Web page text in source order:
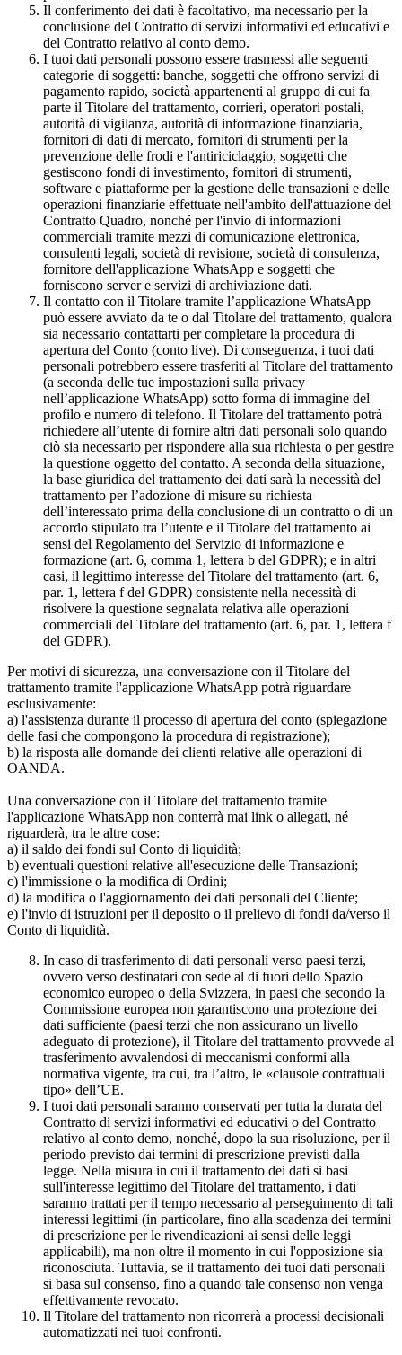
Il conferimento dei dati è facoltativo, ma necessario per la
conclusione del Contratto di servizi informativi ed educativi e
del Contratto relativo al conto demo.
I tuoi dati personali possono essere trasmessi alle seguenti
categorie di soggetti: banche, soggetti che offrono servizi di
pagamento rapido, società appartenenti al gruppo di cui fa
parte il Titolare del trattamento, corrieri, operatori postali,
autorità di vigilanza, autorità di informazione finanziaria,
fornitori di dati di mercato, fornitori di strumenti per la
prevenzione delle frodi e l'antiriciclaggio, soggetti che
gestiscono fondi di investimento, fornitori di strumenti,
software e piattaforme per la gestione delle transazioni e delle
operazioni finanziarie effettuate nell'ambito dell'attuazione del
Contratto Quadro, nonché per l'invio di informazioni
commerciali tramite mezzi di comunicazione elettronica,
consulenti legali, società di revisione, società di consulenza,
fornitore dell'applicazione WhatsApp e soggetti che
forniscono server e servizi di archiviazione dati.
Il contatto con il Titolare tramite l’applicazione WhatsApp
può essere avviato da te o dal Titolare del trattamento, qualora
sia necessario contattarti per completare la procedura di
apertura del Conto (conto live). Di conseguenza, i tuoi dati
personali potrebbero essere trasferiti al Titolare del trattamento
(a seconda delle tue impostazioni sulla privacy
nell’applicazione WhatsApp) sotto forma di immagine del
profilo e numero di telefono. Il Titolare del trattamento potrà
richiedere all’utente di fornire altri dati personali solo quando
ciò sia necessario per rispondere alla sua richiesta o per gestire
la questione oggetto del contatto. A seconda della situazione,
la base giuridica del trattamento dei dati sarà la necessità del
trattamento per l’adozione di misure su richiesta
dell’interessato prima della conclusione di un contratto o di un
accordo stipulato tra l’utente e il Titolare del trattamento ai
sensi del Regolamento del Servizio di informazione e
formazione (art. 6, comma 1, lettera b del GDPR); e in altri
casi, il legittimo interesse del Titolare del trattamento (art. 6,
par. 1, lettera f del GDPR) consistente nella necessità di
risolvere la questione segnalata relativa alle operazioni
commerciali del Titolare del trattamento (art. 6, par. 1, lettera f
del GDPR).
Per motivi di sicurezza, una conversazione con il Titolare del
trattamento tramite l'applicazione WhatsApp potrà riguardare
esclusivamente:
a) l'assistenza durante il processo di apertura del conto (spiegazione
delle fasi che compongono la procedura di registrazione);
b) la risposta alle domande dei clienti relative alle operazioni di
OANDA.
Una conversazione con il Titolare del trattamento tramite
l'applicazione WhatsApp non conterrà mai link o allegati, né
riguarderà, tra le altre cose:
a) il saldo dei fondi sul Conto di liquidità;
b) eventuali questioni relative all'esecuzione delle Transazioni;
c) l'immissione o la modifica di Ordini;
d) la modifica o l'aggiornamento dei dati personali del Cliente;
e) l'invio di istruzioni per il deposito o il prelievo di fondi da/verso il
Conto di liquidità.
In caso di trasferimento di dati personali verso paesi terzi,
ovvero verso destinatari con sede al di fuori dello Spazio
economico europeo o della Svizzera, in paesi che secondo la
Commissione europea non garantiscono una protezione dei
dati sufficiente (paesi terzi che non assicurano un livello
adeguato di protezione), il Titolare del trattamento provvede al
trasferimento avvalendosi di meccanismi conformi alla
normativa vigente, tra cui, tra l’altro, le «clausole contrattuali
tipo» dell’UE.
I tuoi dati personali saranno conservati per tutta la durata del
Contratto di servizi informativi ed educativi o del Contratto
relativo al conto demo, nonché, dopo la sua risoluzione, per il
periodo previsto dai termini di prescrizione previsti dalla
legge. Nella misura in cui il trattamento dei dati si basi
sull'interesse legittimo del Titolare del trattamento, i dati
saranno trattati per il tempo necessario al perseguimento di tali
interessi legittimi (in particolare, fino alla scadenza dei termini
di prescrizione per le rivendicazioni ai sensi delle leggi
applicabili), ma non oltre il momento in cui l'opposizione sia
riconosciuta. Tuttavia, se il trattamento dei tuoi dati personali
si basa sul consenso, fino a quando tale consenso non venga
effettivamente revocato.
Il Titolare del trattamento non ricorrerà a processi decisionali
automatizzati nei tuoi confronti.